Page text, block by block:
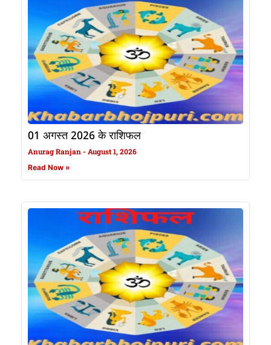
01 अगस्त 2026 के राशिफल
Anurag Ranjan August 1, 2026
Read Now »